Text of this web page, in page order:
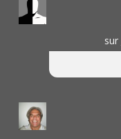
sur